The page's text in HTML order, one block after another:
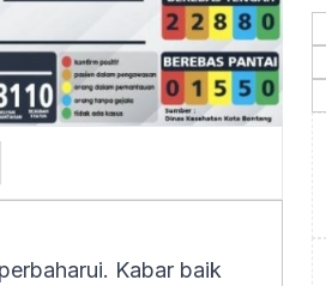
Kabar baik